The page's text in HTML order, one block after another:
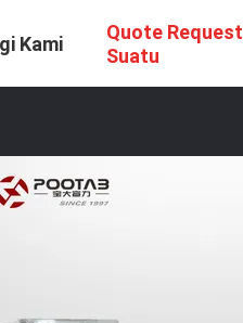
Kami
Quote Request
Suatu